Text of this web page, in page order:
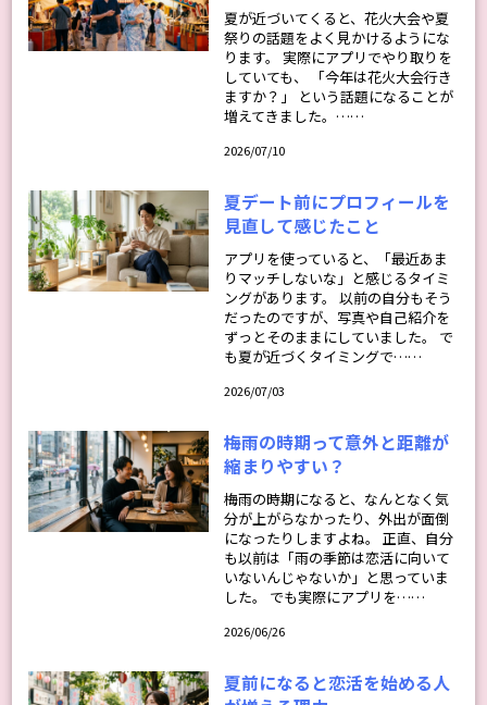
夏が近づいてくると、花火大会や夏
祭りの話題をよく見かけるようにな
ります。 実際にアプリでやり取りを
していても、 「今年は花火大会行き
ますか？」 という話題になることが
増えてきました。……
2026/07/10
夏デート前にプロフィールを
見直して感じたこと
アプリを使っていると、「最近あま
りマッチしないな」と感じるタイミ
ングがあります。 以前の自分もそう
だったのですが、写真や自己紹介を
ずっとそのままにしていました。 で
も夏が近づくタイミングで……
2026/07/03
梅雨の時期って意外と距離が
縮まりやすい？
梅雨の時期になると、なんとなく気
分が上がらなかったり、外出が面倒
になったりしますよね。 正直、自分
も以前は「雨の季節は恋活に向いて
いないんじゃないか」と思っていま
した。 でも実際にアプリを……
2026/06/26
夏前になると恋活を始める人